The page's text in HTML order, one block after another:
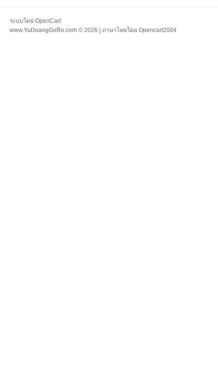
ระบบโดย OpenCart
www.YuDoangGoRo.com © 2026 | ภาษาไทยโดย Opencart2004